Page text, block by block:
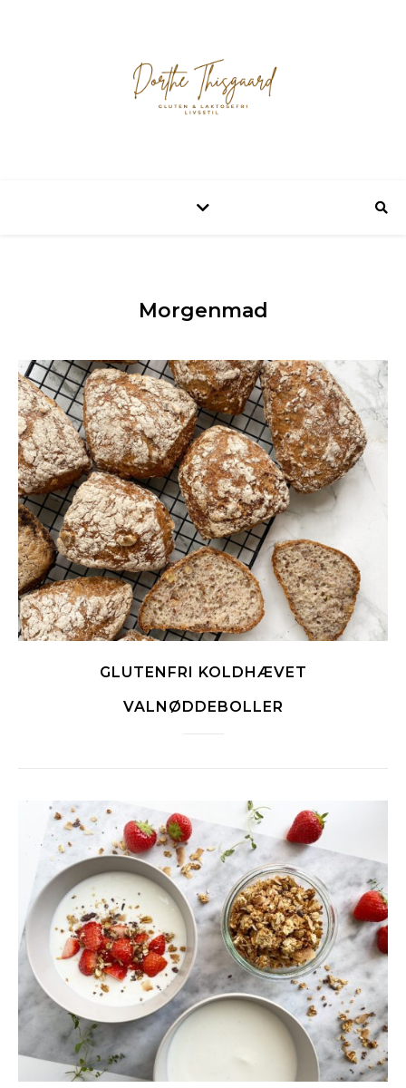
Morgenmad
GLUTENFRI KOLDHÆVET
VALNØDDEBOLLER